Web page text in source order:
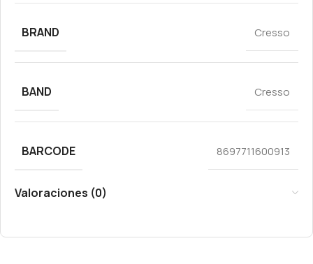
BRAND Cresso
BAND Cresso
BARCODE 8697711600913
Valoraciones (0)